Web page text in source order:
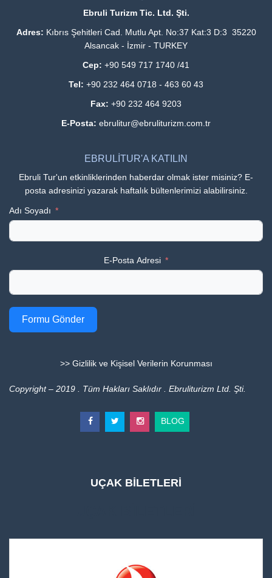
Ebruli Turizm Tic. Ltd. Şti.
Adres: Kıbrıs Şehitleri Cad. Mutlu Apt. No:37 Kat:3 D:3 35220
Alsancak - İzmir - TURKEY
Cep: +90 549 717 1740 /41
Tel: +90 232 464 0718 - 463 60 43
Fax: +90 232 464 9203
E-Posta: ebrulitur@ebruliturizm.com.tr
EBRULİTUR'A KATILIN
Ebruli Tur'un etkinliklerinden haberdar olmak ister misiniz? E-
posta adresinizi yazarak haftalık bültenlerimizi alabilirsiniz.
Adı Soyadı
E-Posta Adresi
Formu Gönder
>> Gizlilik ve Kişisel Verilerin Korunması
Copyright – 2019 . Tüm Hakları Saklıdır . Ebruliturizm Ltd. Şti.
BLOG
UÇAK BİLETLERİ